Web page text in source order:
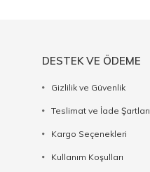
DESTEK VE ÖDEME
Gizlilik ve Güvenlik
Teslimat ve İade Şartları
Kargo Seçenekleri
Kullanım Koşulları